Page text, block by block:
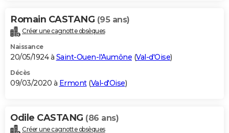
Romain CASTANG (95 ans)
Créer une cagnotte obsèques
Naissance
20/05/1924 à Saint-Ouen-l'Aumône (Val-d'Oise)
Décès
09/03/2020 à Ermont(Val-d'Oise)
Odile CASTANG (86 ans)
Créer une cagnotte obsèques